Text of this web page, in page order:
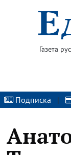
Газета
Подписка |